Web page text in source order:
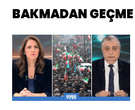
BAKMADAN GEÇME